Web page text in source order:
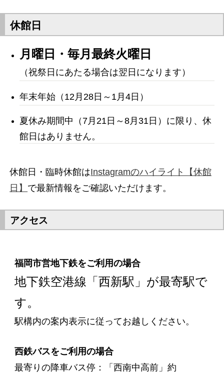
休館日
月曜日・毎月最終火曜日
（祝祭日にあたる場合は翌日になります）
年末年始（12月28日～1月4日）
夏休み期間中（7月21日～8月31日）に限り、休
館日はありません。
休館日・臨時休館はInstagramのハイライト【休館
日】 で最新情報をご確認いただけます。
アクセス
福岡市営地下鉄をご利用の場合
地下鉄空港線「西新駅」が最寄駅で
す。
駅構内の案内表示に従ってお越しください。
西鉄バスをご利用の場合
最寄りの降車バス停：「西南中高前」約